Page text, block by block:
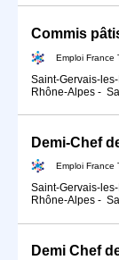
Emploi France
Saint-Gervais-
Rhône-Alpes -
Emploi France
Saint-Gervais-
Rhône-Alpes -